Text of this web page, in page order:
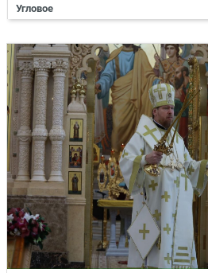
Угловое